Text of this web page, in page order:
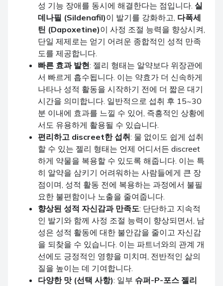
성 기능 장애를 동시에 해결한다는 점입니다. 실
데나필 (Sildenafil)이 발기를 강화하고, 다폭세
틴 (Dapoxetine)이 사정 조절 능력을 향상시켜,
단일 제제로는 얻기 어려운 종합적인 성적 만족
도를 제공합니다.
빠른 효과 발현: 젤리 형태는 알약보다 위장관에
서 빠르게 흡수됩니다. 이는 약효가 더 신속하게
나타나 성적 활동을 시작하기 전에 더 짧은 대기
시간을 의미합니다. 일반적으로 섭취 후 15~30
분 이내에 효과를 느낄 수 있어, 즉흥적인 상황에
서도 유용하게 활용될 수 있습니다.
편리하고 discreet한 섭취: 물 없이도 쉽게 섭취
할 수 있는 젤리 형태는 언제 어디서든 discreet
하게 약물을 복용할 수 있도록 해줍니다. 이는 특
히 알약을 삼키기 어려워하는 사람들에게 큰 장
점이며, 성적 활동 전에 복용하는 과정에서 불필
요한 불편함이나 노출을 줄여줍니다.
향상된 성적 자신감과 만족도: 단단하고 지속적
인 발기와 함께 사정 조절 능력이 향상되면서, 남
성은 성적 활동에 대한 불안감을 줄이고 자신감
을 되찾을 수 있습니다. 이는 파트너와의 관계 개
선에도 긍정적인 영향을 미치며, 전반적인 삶의
질을 높이는 데 기여합니다.
다양한 맛 (선택 사항): 일부 슈퍼-P-포스 젤리